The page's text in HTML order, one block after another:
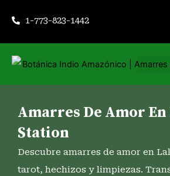
contenido
1-773-823-1442
Amarres De Amor En
Station
Descubre amarres de amor en
tarot, hechizos y limpiezas.